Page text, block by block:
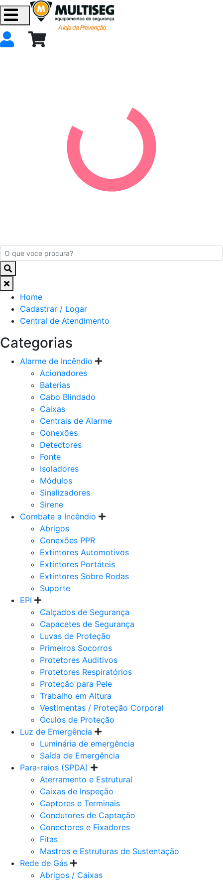
Home
Cadastrar / Logar
Central de Atendimento
Categorias
Alarme de Incêndio
Acionadores
Baterias
Cabo Blindado
Caixas
Centrais de Alarme
Conexões
Detectores
Fonte
Isoladores
Módulos
Sinalizadores
Sirene
Combate a Incêndio
Abrigos
Conexões PPR
Extintores Automotivos
Extintores Portáteis
Extintores Sobre Rodas
Suporte
EPI
Calçados de Segurança
Capacetes de Segurança
Luvas de Proteção
Primeiros Socorros
Protetores Auditivos
Protetores Respiratórios
Proteção para Pele
Trabalho em Altura
Vestimentas / Proteção Corporal
Óculos de Proteção
Luz de Emergência
Luminária de emergência
Saída de Emergência
Para-raios (SPDA)
Aterramento e Estrutural
Caixas de Inspeção
Captores e Terminais
Condutores de Captação
Conectores e Fixadores
Fitas
Mastros e Estruturas de Sustentação
Rede de Gás
Abrigos / Caixas